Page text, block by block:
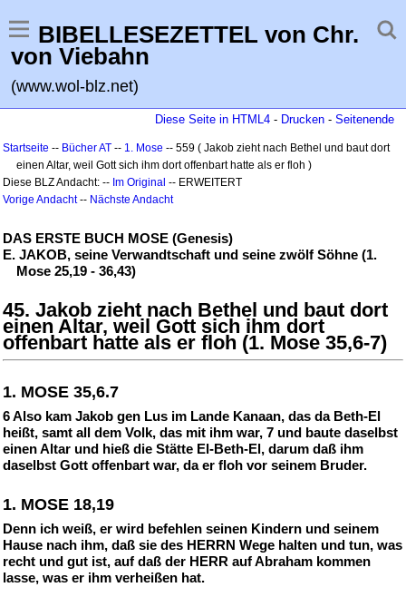
BIBELLESEZETTEL von Chr.
von Viebahn
(www.wol-blz.net)
Diese Seite in HTML4 - Drucken - Seitenende
Startseite -- Bücher AT -- 1. Mose -- 559 ( Jakob zieht nach Bethel und baut dort
einen Altar, weil Gott sich ihm dort offenbart hatte als er floh )
Diese BLZ Andacht: -- Im Original -- ERWEITERT
Vorige Andacht-- Nächste Andacht
DAS ERSTE BUCH MOSE (Genesis)
E. JAKOB, seine Verwandtschaft und seine zwölf Söhne (1.
Mose 25,19 - 36,43)
45. Jakob zieht nach Bethel und baut dort
einen Altar, weil Gott sich ihm dort
offenbart hatte als er floh (1. Mose 35,6-7)
1. MOSE 35,6.7
6 Also kam Jakob gen Lus im Lande Kanaan, das da Beth-El
heißt, samt all dem Volk, das mit ihm war, 7 und baute daselbst
einen Altar und hieß die Stätte El-Beth-El, darum daß ihm
daselbst Gott offenbart war, da er floh vor seinem Bruder.
1. MOSE 18,19
Denn ich weiß, er wird befehlen seinen Kindern und seinem
Hause nach ihm, daß sie des HERRN Wege halten und tun, was
recht und gut ist, auf daß der HERR auf Abraham kommen
lasse, was er ihm verheißen hat.